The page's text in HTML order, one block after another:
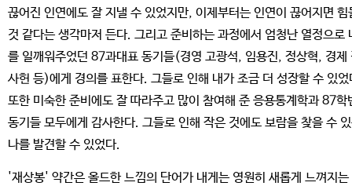
끊어진 인연에도 잘 지낼 수 있었지만, 이제부터는 인연이 끊어지면 힘
것 같다는 생각마저 든다. 그리고 준비하는 과정에서 엄청난 열정으로
를 일깨워주었던 87과대표 동기들(경영 고광석, 임용진, 정상혁, 경제
사헌 등)에게 경의를 표한다. 그들로 인해 내가 조금 더 성장할 수 있
또한 미숙한 준비에도 잘 따라주고 많이 참여해 준 응용통계학과 87학
동기들 모두에게 감사한다. 그들로 인해 작은 것에도 보람을 찾을 수
나를 발견할 수 있었다.
'재상봉' 약간은 올드한 느낌의 단어가 내게는 영원히 새롭게 느껴지는